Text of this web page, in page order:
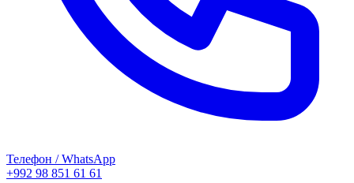
Телефон / WhatsApp
+992 98 851 61 61